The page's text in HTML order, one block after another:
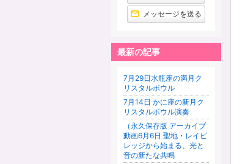
メッセージを送る
最新の記事
7月29日水瓶座の満月ク
リスタルボウル
7月14日 かに座の新月ク
リスタルボウル演奏
（永久保存版 アーカイブ
動画6月6日 聖地・レイビ
レッジから始まる、光と
音の新たな共鳴